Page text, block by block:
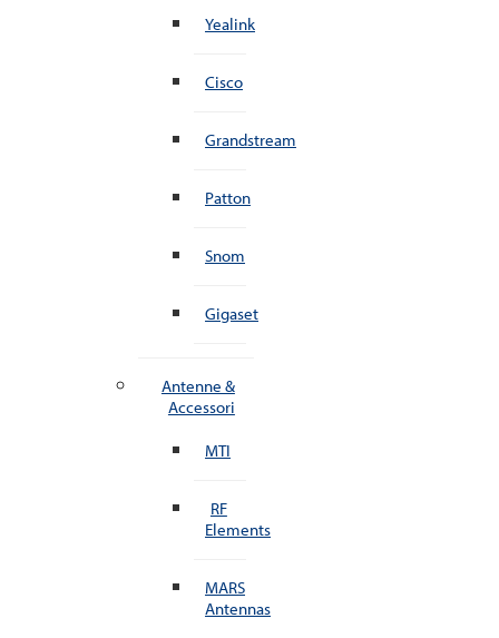
Yealink
Cisco
Grandstream
Patton
Snom
Gigaset
Antenne &
Accessori
MTI
RF
Elements
MARS
Antennas